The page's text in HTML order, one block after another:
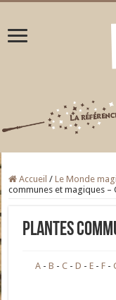
Accueil / Le Monde
communes et magiques –
Plantes
A B C D E F